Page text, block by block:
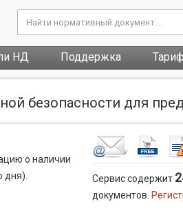
НД Поддержка
безопасности для
о наличии
дня).
Сервис содержит
документов.